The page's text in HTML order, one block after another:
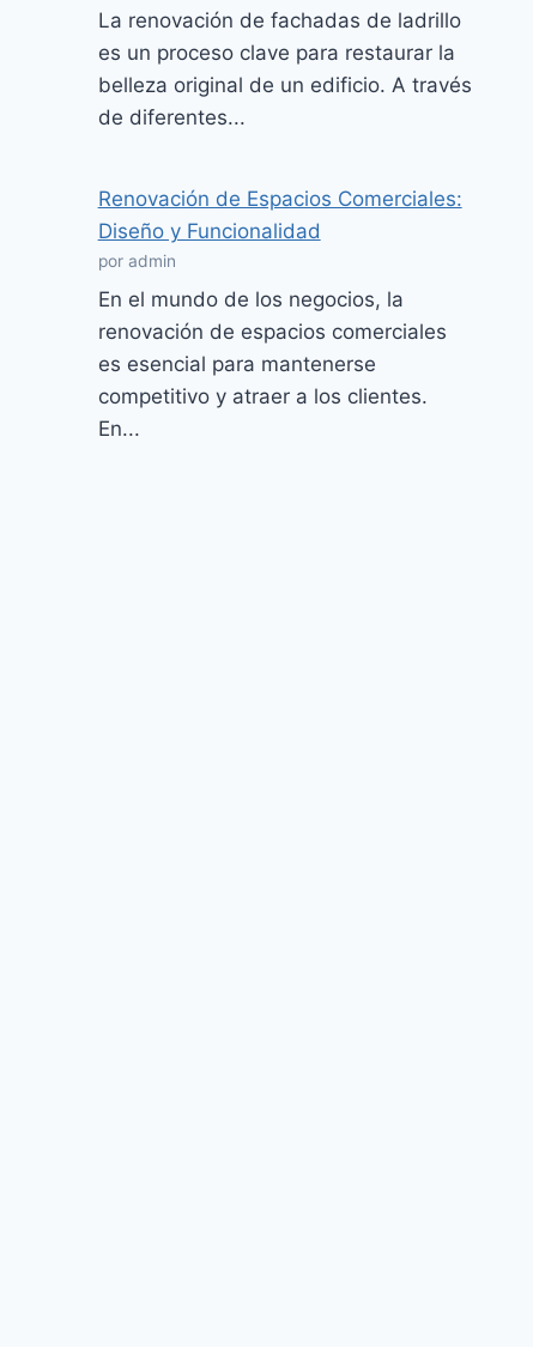
La renovación de fachadas de ladrillo
es un proceso clave para restaurar la
belleza original de un edificio. A través
de diferentes...
Renovación de Espacios Comerciales:
Diseño y Funcionalidad
por admin
En el mundo de los negocios, la
renovación de espacios comerciales
es esencial para mantenerse
competitivo y atraer a los clientes.
En...